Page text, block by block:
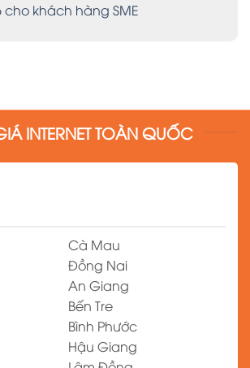
cho khách hàng SME
INTERNET TOÀN QUỐC
Cà Mau
Đồng Nai
An Giang
Bến Tre
Bình Phước
Hậu Giang